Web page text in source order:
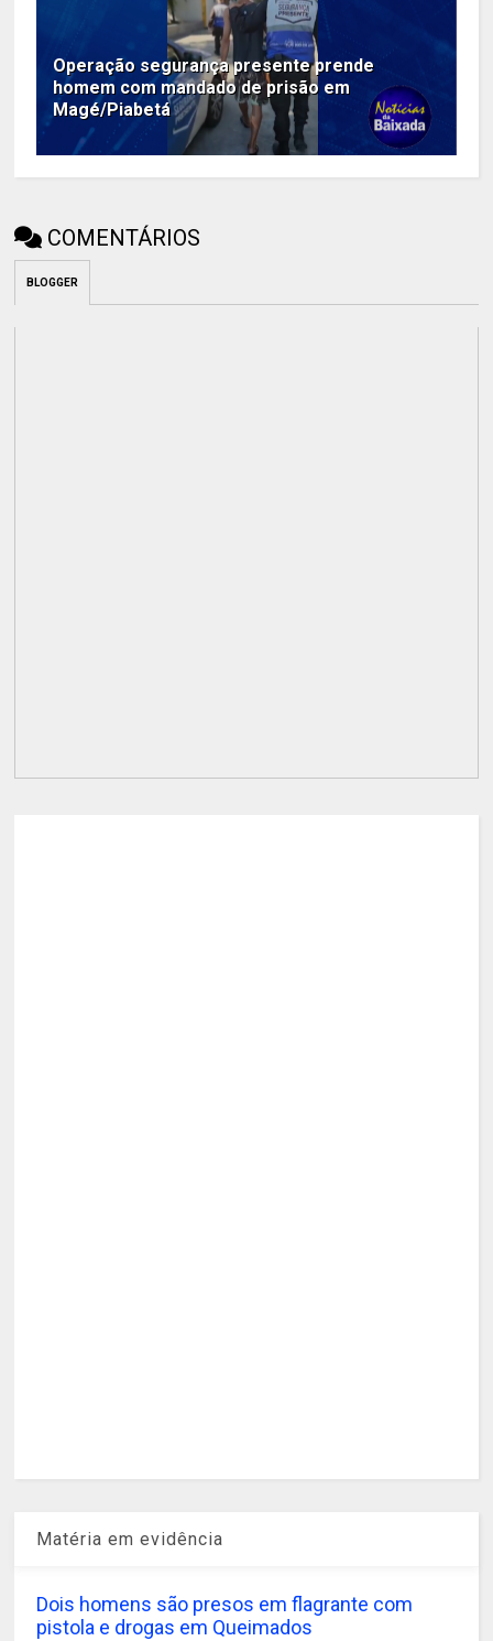
Operação segurança presente prende
homem com mandado de prisão em
Magé/Piabetá
COMENTÁRIOS
BLOGGER
Matéria em evidência
Dois homens são presos em flagrante com
pistola e drogas em Queimados